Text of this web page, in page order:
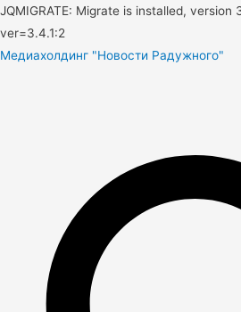
JQMIGRATE: Migrate is installed, version
ver=3.4.1:2
Медиахолдинг "Новости Радужного"